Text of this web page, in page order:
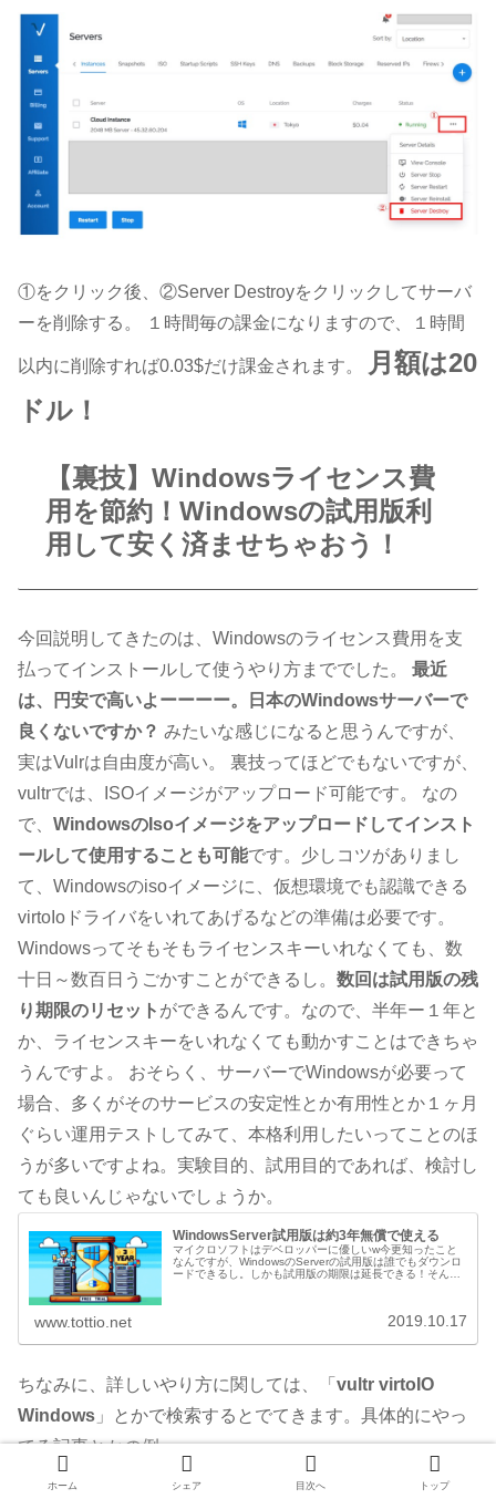
①をクリック後、②Server Destroyをクリックしてサーバ
ーを削除する。 １時間毎の課金になりますので、１時間
以内に削除すれば0.03$だけ課金されます。
月額は20
ドル！
【裏技】Windowsライセンス費
用を節約！Windowsの試用版利
用して安く済ませちゃおう！
今回説明してきたのは、Windowsのライセンス費用を支
払ってインストールして使うやり方まででした。 最近
は、円安で高いよーーーー。日本のWindowsサーバーで
良くないですか？ みたいな感じになると思うんですが、
実はVulrは自由度が高い。 裏技ってほどでもないですが、
vultrでは、ISOイメージがアップロード可能です。 なの
で、 WindowsのIsoイメージをアップロードしてインスト
ールして使用することも可能です。少しコツがありまし
て、Windowsのisoイメージに、仮想環境でも認識できる
virtoIoドライバをいれてあげるなどの準備は必要です。
Windowsってそもそもライセンスキーいれなくても、数
十日～数百日うごかすことができるし。 数回は試用版の残
り期限のリセット ができるんです。なので、半年ー１年と
か、ライセンスキーをいれなくても動かすことはできちゃ
うんですよ。 おそらく、サーバーでWindowsが必要って
場合、多くがそのサービスの安定性とか有用性とか１ヶ月
ぐらい運用テストしてみて、本格利用したいってことのほ
うが多いですよね。実験目的、試用目的であれば、検討し
ても良いんじゃないでしょうか。
WindowsServer試用版は約3年無償で使える
マイクロソフトはデベロッパーに優しいw今更知ったこと
なんですが、WindowsのServerの試用版は誰でもダウンロ
ードできるし。しかも試用版の期限は延長できる！そん
www.tottio.net 2019.10.17
ちなみに、詳しいやり方に関しては、「 vultr virtoIO
Windows 」とかで検索するとでてきます。具体的にやっ
てる記事とかの例。
VULTRにWindows10をインストールしてアプリ
ホーム シェア 目次へ トップ